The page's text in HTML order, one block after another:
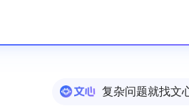
复杂问题就找文